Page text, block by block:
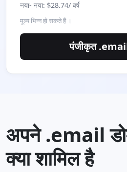
नया- नया: $28.74/ वर्ष
मूल्य भिन्‍न हो सकते हैं ।
पंजीकृत
अपने .email
क्या शामिल है